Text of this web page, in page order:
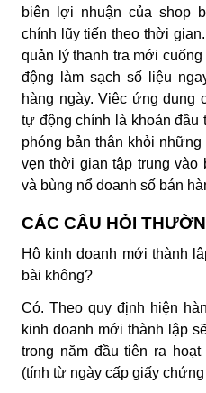
biên lợi nhuận của shop
chính lũy tiến theo thời
quản lý thanh tra mới
động làm sạch số liệu
hàng ngày. Việc ứng dụng
tự động chính là khoản đầu
phóng bản thân khỏi
vẹn thời gian tập trung vào
và bùng nổ doanh số bán
CÁC CÂU HỎI
Hộ kinh doanh mới thành
bài không?
Có. Theo quy định hiện
kinh doanh mới thành lập
trong năm đầu tiên ra
(tính từ ngày cấp giấy